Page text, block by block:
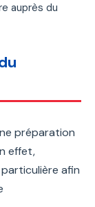
auprès du
préparation
effet,
afin